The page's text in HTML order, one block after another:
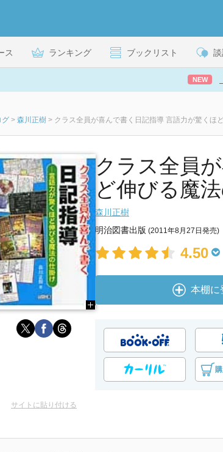
ス ランキング ブックリスト
NEW
グ > 森川正樹 > クラス全員が喜んで書く日記指導 言語力が驚くほ
クラス全員
ど伸びる魔
森川正樹
明治図書出版 (2011年8月27日発売)
4.50
本棚に
サイトに貼り付ける